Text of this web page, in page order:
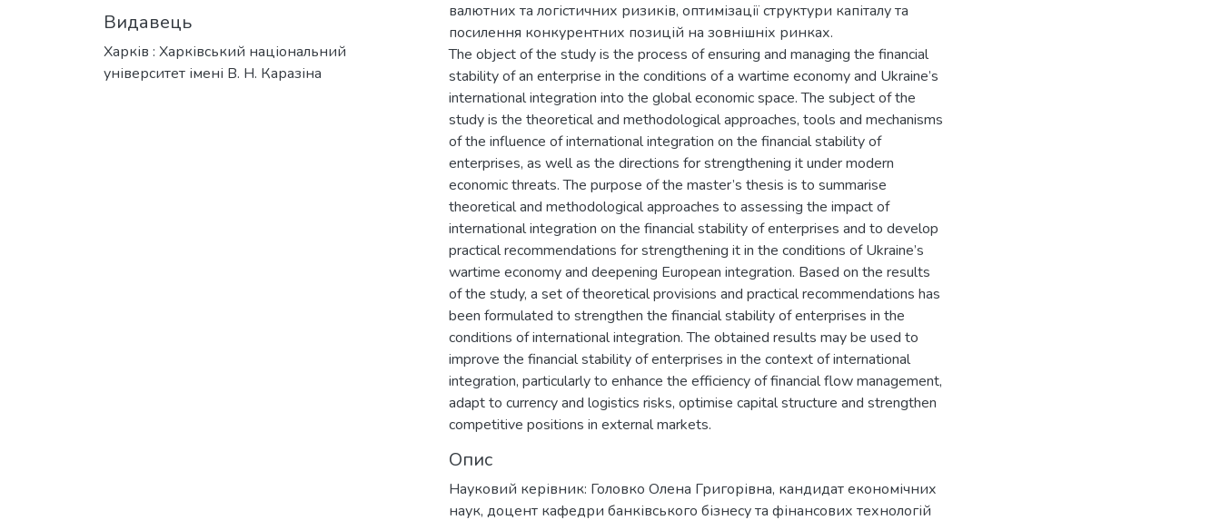
Видавець
Харків : Харківський національний
університет імені В. Н. Каразіна
валютних та логістичних ризиків, оптимізації структури капіталу та
посилення конкурентних позицій на зовнішніх ринках.
The object of the study is the process of ensuring and managing the financial
stability of an enterprise in the conditions of a wartime economy and Ukraine’s
international integration into the global economic space. The subject of the
study is the theoretical and methodological approaches, tools and mechanisms
of the influence of international integration on the financial stability of
enterprises, as well as the directions for strengthening it under modern
economic threats. The purpose of the master’s thesis is to summarise
theoretical and methodological approaches to assessing the impact of
international integration on the financial stability of enterprises and to develop
practical recommendations for strengthening it in the conditions of Ukraine’s
wartime economy and deepening European integration. Based on the results
of the study, a set of theoretical provisions and practical recommendations has
been formulated to strengthen the financial stability of enterprises in the
conditions of international integration. The obtained results may be used to
improve the financial stability of enterprises in the context of international
integration, particularly to enhance the efficiency of financial flow management,
adapt to currency and logistics risks, optimise capital structure and strengthen
competitive positions in external markets.
Опис
Науковий керівник: Головко Олена Григорівна, кандидат економічних
наук, доцент кафедри банківського бізнесу та фінансових технологій